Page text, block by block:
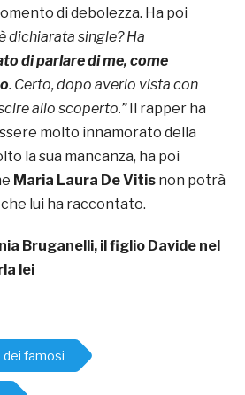
di debolezza. Ha poi
dichiarata single? Ha
di parlare di me, come
. Certo, dopo averlo vista con
allo scoperto.”
Il rapper ha
molto innamorato della
la sua mancanza, ha poi
Maria Laura De Vitis non potrà
lui ha raccontato.
Bruganelli, il figlio Davide nel
lei
dei famosi